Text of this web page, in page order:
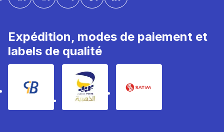
Expédition, modes de paiement et
labels de qualité